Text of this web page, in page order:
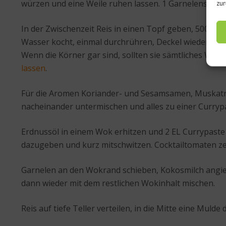
würzen und eine Weile ruhen lassen. 1
In der Zwischenzeit Reis in einen Topf geben, 500
Wasser kocht, einmal durchrühren, Deckel wieder
Wenn die Körner gar sind, sollten sie sämtliches
lassen.
Für die Aromen Koriander- und Sesamsamen,
nacheinander untermischen und alles zu einer
Erdnussöl in einem Wok erhitzen und 2 EL
dazugeben und kurz mitschwitzen. Cocktailtomaten
Garnelen an den Wokrand schieben, Kokosmilch
dann wieder mit dem restlichen Wokinhalt mischen.
Reis auf tiefe Teller verteilen, in die Mitte eine